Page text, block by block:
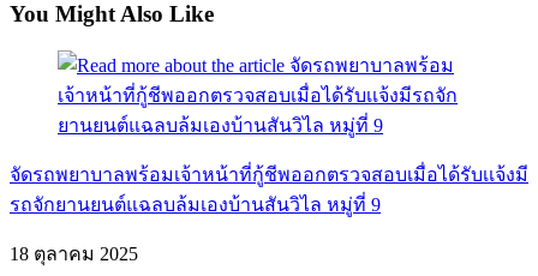
You Might Also Like
จัดรถพยาบาลพร้อมเจ้าหน้าที่กู้ชีพออกตรวจสอบเมื่อได้รับเเจ้งมี
รถจักยานยนต์แฉลบล้มเองบ้านสันวิไล หมู่ที่ 9
18 ตุลาคม 2025